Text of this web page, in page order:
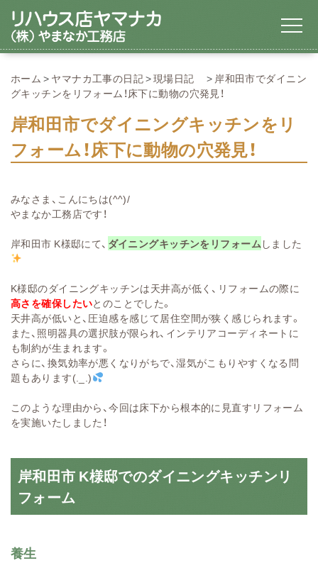
ホーム ヤマナカ工事の日記 現場日記
岸和田市でダイニン
グキッチンをリフォーム！床下に動物の穴発見！
岸和田市でダイニングキッチンをリ
フォーム！床下に動物の穴発見！
みなさま、こんにちは(^^)/
やまなか工務店です！
岸和田市 K様邸にて、 ダイニングキッチンをリフォームしました
K様邸のダイニングキッチンは天井高が低く、リフォームの際に
高さを確保したいとのことでした。
天井高が低いと、圧迫感を感じて居住空間が狭く感じられます。
また、照明器具の選択肢が限られ、インテリアコーディネートに
も制約が生まれます。
さらに、換気効率が悪くなりがちで、湿気がこもりやすくなる問
題もあります(._.)
このような理由から、今回は床下から根本的に見直すリフォーム
を実施いたしました！
岸和田市 K様邸でのダイニングキッチンリ
フォーム
養生